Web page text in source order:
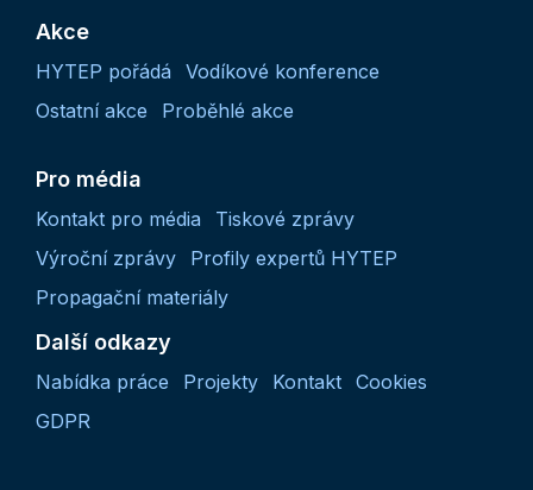
Akce
HYTEP pořádá
Vodíkové konference
Ostatní akce
Proběhlé akce
Pro média
Kontakt pro média
Tiskové zprávy
Výroční zprávy
Profily expertů HYTEP
Propagační materiály
Další odkazy
Nabídka práce Projekty Kontakt Cookies
GDPR